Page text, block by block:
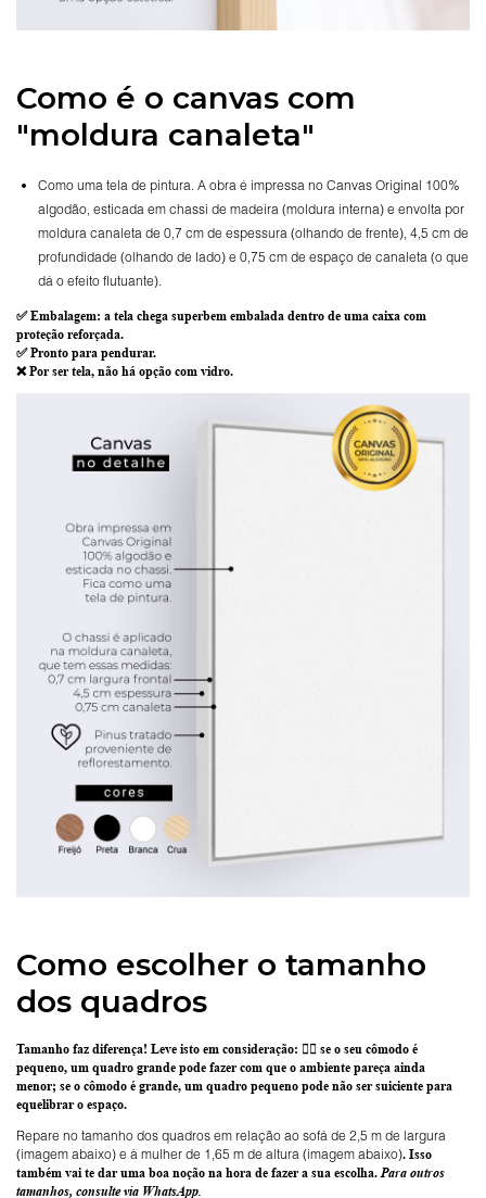
Como é o canvas com
"moldura canaleta"
Como uma tela de pintura. A obra é impressa no Canvas Original 100%
algodão, esticada em chassi de madeira (moldura interna) e envolta por
moldura canaleta de 0,7 cm de espessura (olhando de frente), 4,5 cm de
profundidade (olhando de lado) e 0,75 cm de espaço de canaleta (o que
dá o efeito flutuante).
✅Embalagem: a tela chega superbem embalada dentro de uma caixa com
proteção reforçada.
✅Pronto para pendurar.
❌ Por ser tela, não há opção com vidro.
Como escolher o tamanho
dos quadros
Tamanho faz diferença! Leve isto em consideração: 👉🏽 se o seu cômodo é
pequeno, um quadro grande pode fazer com que o ambiente pareça ainda
menor; se o cômodo é grande, um quadro pequeno pode não ser suiciente para
equelibrar o espaço.
Repare no tamanho dos quadros em relação ao sofá de 2,5 m de largura
(imagem abaixo) e à mulher de 1,65 m de altura (imagem abaixo). Isso
também vai te dar uma boa noção na hora de fazer a sua escolha.Para outros
tamanhos, consulte via WhatsApp.